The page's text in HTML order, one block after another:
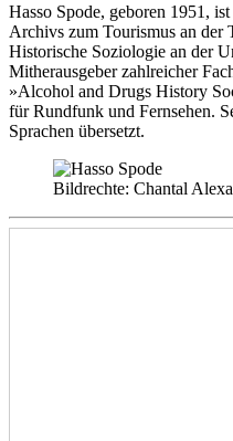
Hasso Spode, geboren 1951,
Archivs zum Tourismus an
Historische Soziologie an der
Mitherausgeber zahlreicher
»Alcohol and Drugs History
für Rundfunk und Fernsehen.
Sprachen übersetzt.
Bildrechte: Chantal